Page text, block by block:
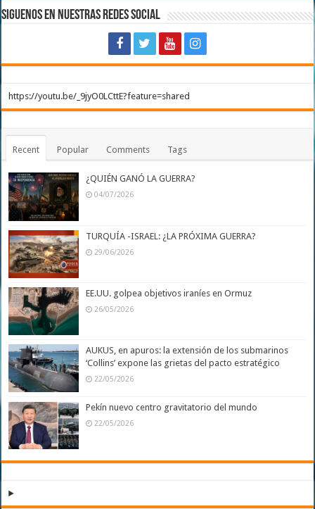
Siguenos en Nuestras Redes Social
https://youtu.be/_9jyO0LCttE?feature=shared
Recent Popular Comments Tags
¿QUIÉN GANÓ LA GUERRA?
04/07/2026
TURQUÍA -ISRAEL: ¿LA PRÓXIMA GUERRA?
29/06/2026
EE.UU. golpea objetivos iraníes en Ormuz
26/05/2026
AUKUS, en apuros: la extensión de los submarinos
‘Collins’ expone las grietas del pacto estratégico
22/05/2026
Pekín nuevo centro gravitatorio del mundo
22/05/2026